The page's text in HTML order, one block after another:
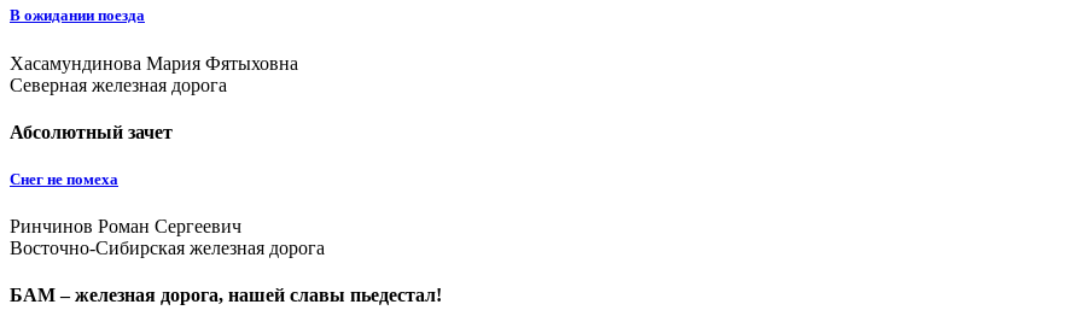
В ожидании поезда
Хасамундинова Мария Фятыховна
Северная железная дорога
Абсолютный зачет
Снег не помеха
Ринчинов Роман Сергеевич
Восточно-Сибирская железная дорога
БАМ – железная дорога, нашей славы пьедестал!